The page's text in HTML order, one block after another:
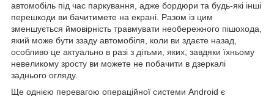
автомобіль під час паркування, адже бордюри та будь-які інші
перешкоди ви бачитимете на екрані. Разом із цим
зменшується ймовірність травмувати необережного пішохода,
який може бути ззаду автомобіля, коли ви здаєте назад,
особливо це актуально в разі з дітьми, яких, завдяки їхньому
невеликому зросту ви можете не побачити в дзеркалі
заднього огляду.
Ще однією перевагою операційної системи Android є